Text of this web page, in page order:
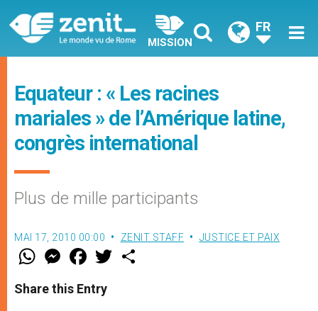
MISSION
FR
Equateur : « Les racines
mariales » de l’Amérique latine,
congrès international
Plus de mille participants
MAI 17, 2010 00:00 ZENIT STAFF JUSTICE ET PAIX
W
t
s
M
e
s
e
F
a
e
b
w
Share this Entry